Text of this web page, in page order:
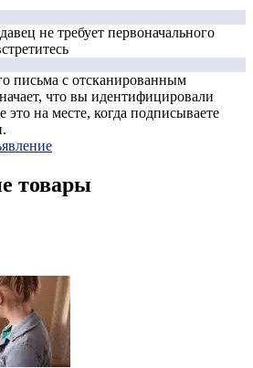
не требует первоначального
письма с отсканированным
что вы идентифицировали
это на месте, когда подписываете
товары